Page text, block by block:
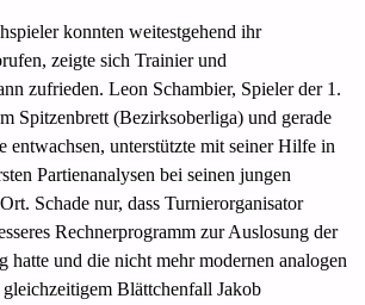
konnten weitestgehend ihr
zeigte sich Trainier und
zufrieden. Leon Schambier, Spieler der 1.
Spitzenbrett (Bezirksoberliga) und gerade
entwachsen, unterstützte mit seiner Hilfe in
Partienanalysen bei seinen jungen
Schade nur, dass Turnierorganisator
Rechnerprogramm zur Auslosung der
hatte und die nicht mehr modernen analogen
gleichzeitigem Blättchenfall Jakob